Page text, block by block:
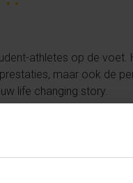
athletes op de voet.
maar ook de
life changing story.